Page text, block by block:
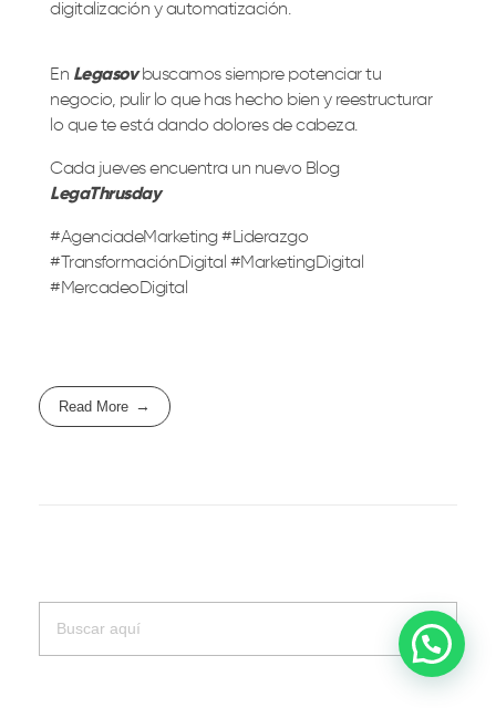
digitalización y automatización.
En Legasovbuscamos siempre potenciar tu
negocio, pulir lo que has hecho bien y reestructurar
lo que te está dando dolores de cabeza.
Cada jueves encuentra un nuevo Blog
LegaThrusday
#AgenciadeMarketing #Liderazgo
#TransformaciónDigital #MarketingDigital
#MercadeoDigital
Read More